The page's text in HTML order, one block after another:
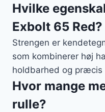
Hvilke
Exbolt 65 Red?
Strengen er
som kombinerer høj
holdbarhed og præcis
Hvor mange
rulle?